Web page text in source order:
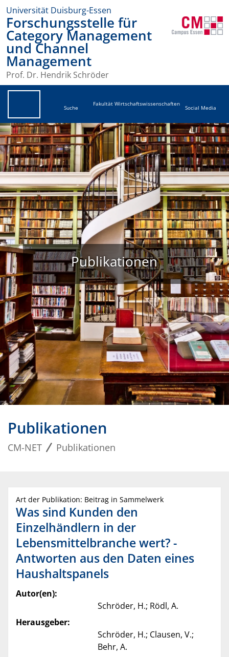
Universität Duisburg-Essen
Forschungsstelle für
Category Management
und Channel
Management
Prof. Dr. Hendrik Schröder
Suche
Fakultät Wirtschaftswissenschaften
Social Media
Publikationen
Publikationen
CM-NET Publikationen
Art der Publikation: Beitrag in Sammelwerk
Was sind Kunden den
Einzelhändlern in der
Lebensmittelbranche wert? -
Antworten aus den Daten eines
Haushaltspanels
Autor(en):
Schröder, H.; Rödl, A.
Herausgeber:
Schröder, H.; Clausen, V.;
Behr, A.